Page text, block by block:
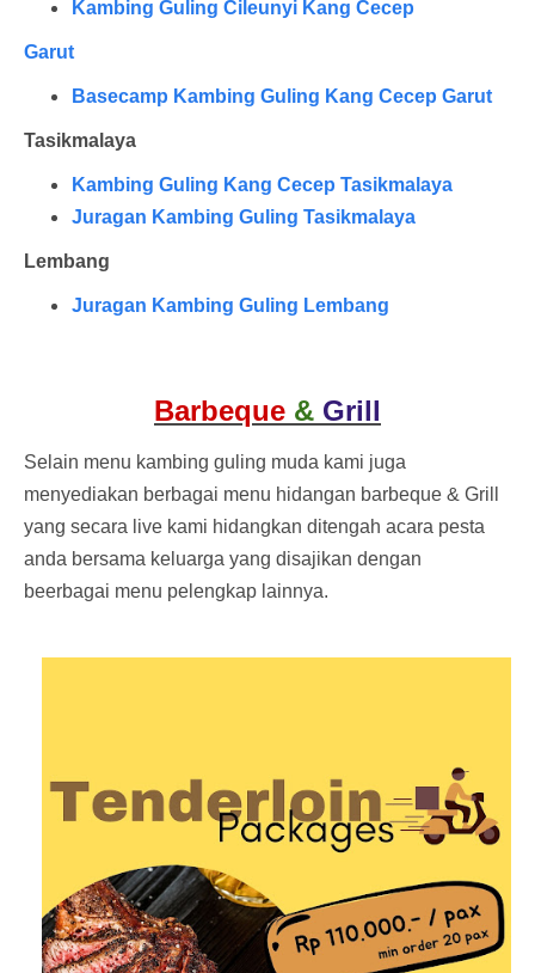
Kambing Guling Cileunyi Kang Cecep
Garut
Basecamp Kambing Guling Kang Cecep Garut
Tasikmalaya
Kambing Guling Kang Cecep Tasikmalaya
Juragan Kambing Guling Tasikmalaya
Lembang
Juragan Kambing Guling Lembang
Barbeque & Grill
Selain menu kambing guling muda kami juga
menyediakan berbagai menu hidangan barbeque & Grill
yang secara live kami hidangkan ditengah acara pesta
anda bersama keluarga yang disajikan dengan
beerbagai menu pelengkap lainnya.